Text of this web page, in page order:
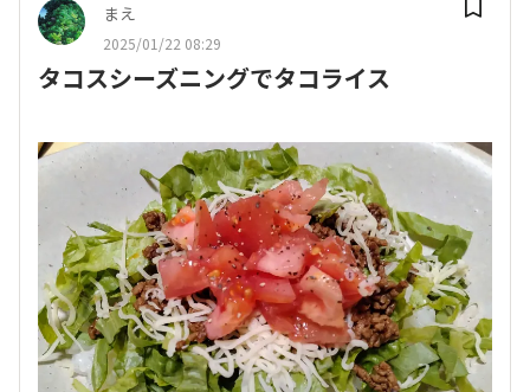
まえ
2025/01/22 08:29
タコスシーズニングでタコライス